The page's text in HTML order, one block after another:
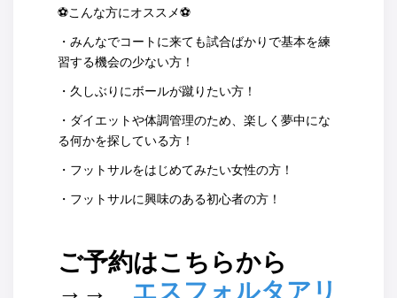
⚽こんな方にオススメ⚽
・みんなでコートに来ても試合ばかりで基本を練
習する機会の少ない方！
・久しぶりにボールが蹴りたい方！
・ダイエットや体調管理のため、楽しく夢中にな
る何かを探している方！
・フットサルをはじめてみたい女性の方！
・フットサルに興味のある初心者の方！
ご予約はこちらから
→→ エスフォルタアリ